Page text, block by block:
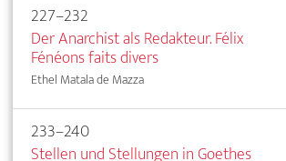
227–232
Der Anarchist als Redakteur. Félix
Fénéons faits divers
Ethel Matala de Mazza
233–240
Stellen und Stellungen in Goethes